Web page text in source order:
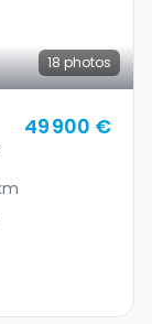
18 photos
49 900 €